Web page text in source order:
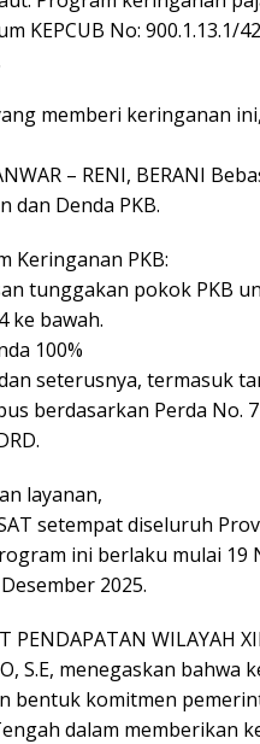
KEPCUB No: 900.1.13.1/
memberi keringanan
– RENI, BERANI
dan Denda PKB.
Keringanan PKB:
tunggakan pokok PKB
ke bawah.
100%
seterusnya, termasuk
berdasarkan Perda No.
layanan,
setempat diseluruh
ini berlaku mulai 19
2025.
PENDAPATAN WILAYAH
S.E, menegaskan bahwa
bentuk komitmen
dalam memberikan